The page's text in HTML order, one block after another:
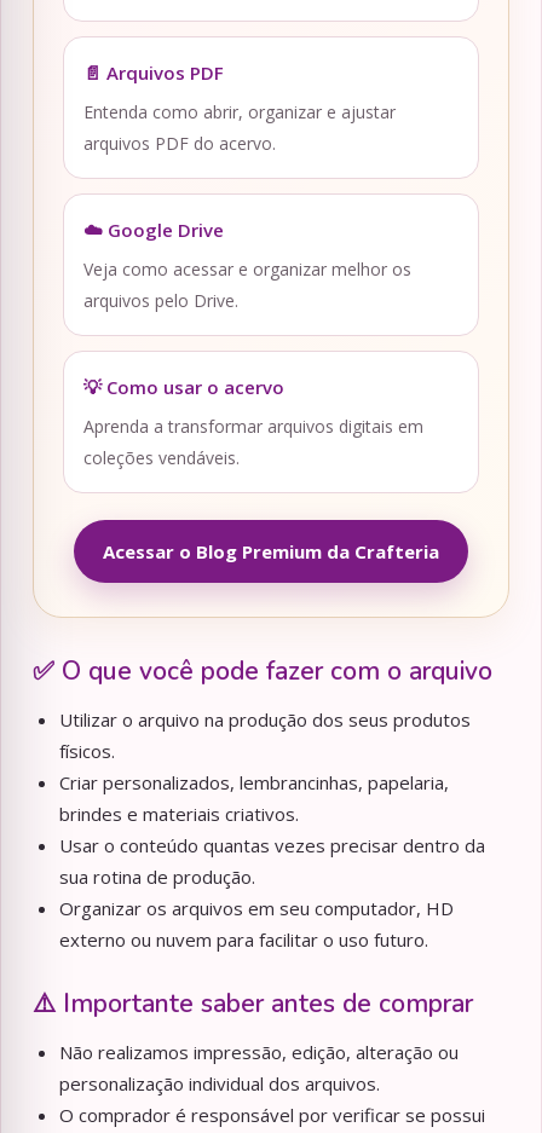
📄 Arquivos PDF
Entenda como abrir, organizar e ajustar
arquivos PDF do acervo.
☁️ Google Drive
Veja como acessar e organizar melhor os
arquivos pelo Drive.
💡 Como usar o acervo
Aprenda a transformar arquivos digitais em
coleções vendáveis.
Acessar o Blog Premium da Crafteria
✅ O que você pode fazer com o arquivo
Utilizar o arquivo na produção dos seus produtos
físicos.
Criar personalizados, lembrancinhas, papelaria,
brindes e materiais criativos.
Usar o conteúdo quantas vezes precisar dentro da
sua rotina de produção.
Organizar os arquivos em seu computador, HD
externo ou nuvem para facilitar o uso futuro.
⚠️ Importante saber antes de comprar
Não realizamos impressão, edição, alteração ou
personalização individual dos arquivos.
O comprador é responsável por verificar se possui